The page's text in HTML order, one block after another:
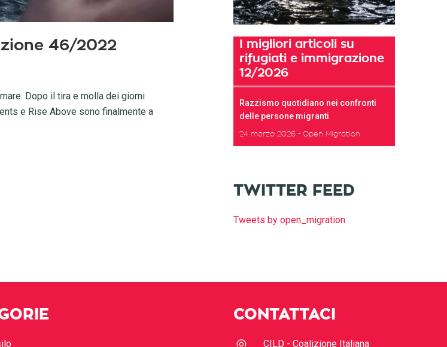
46/2022
Dopo il tira e molla dei giorni
e Rise Above sono finalmente a
I migliori articoli su
rifugiati e immigrazione
12/2026
Razzismo quotidiano nei confronti
delle persone migranti
24 marzo 2026 Open Migration
TWITTER FEED
Tweets by open_migration
CONTATTACI
CILD - Coalizione Italiana